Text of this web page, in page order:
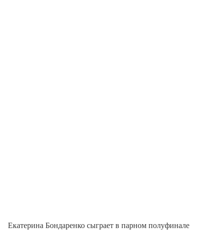
Екатерина Бондаренко сыграет в парном полуфинале